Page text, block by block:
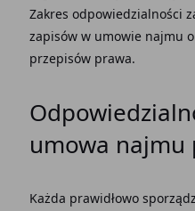
Zakres odpowiedzialności
zapisów w umowie najmu
przepisów prawa.
umowa najmu
Każda prawidłowo